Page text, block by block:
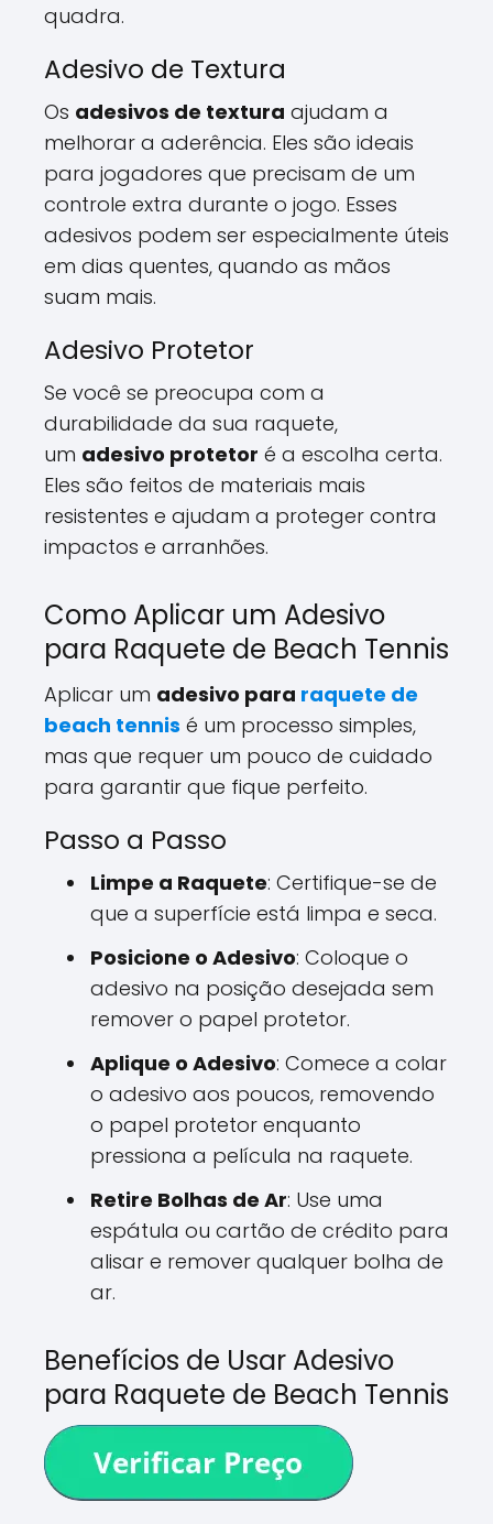
quadra.
Adesivo de Textura
Os adesivos de textura ajudam a
melhorar a aderência. Eles são ideais
para jogadores que precisam de um
controle extra durante o jogo. Esses
adesivos podem ser especialmente úteis
em dias quentes, quando as mãos
suam mais.
Adesivo Protetor
Se você se preocupa com a
durabilidade da sua raquete,
um adesivo protetor é a escolha certa.
Eles são feitos de materiais mais
resistentes e ajudam a proteger contra
impactos e arranhões.
Como Aplicar um Adesivo
para Raquete de Beach Tennis
Aplicar um adesivo para raquete de
beach tennis é um processo simples,
mas que requer um pouco de cuidado
para garantir que fique perfeito.
Passo a Passo
Limpe a Raquete: Certifique-se de
que a superfície está limpa e seca.
Posicione o Adesivo: Coloque o
adesivo na posição desejada sem
remover o papel protetor.
Aplique o Adesivo: Comece a colar
o adesivo aos poucos, removendo
o papel protetor enquanto
pressiona a película na raquete.
Retire Bolhas de Ar: Use uma
espátula ou cartão de crédito para
alisar e remover qualquer bolha de
ar.
Benefícios de Usar Adesivo
para Raquete de Beach Tennis